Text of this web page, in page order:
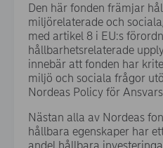
Den här fonden främjar
miljörelaterade och
med artikel 8 i EU:s
hållbarhetsrelaterade
innebär att fonden har
miljö och sociala frågor
Nordeas Policy för
Nästan alla av Nordeas
hållbara egenskaper har
andel hållbara